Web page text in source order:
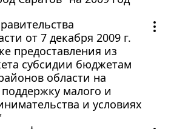
от 7 декабря 2009 г.
предоставления из
субсидии бюджетам
области на
малого и
и условиях